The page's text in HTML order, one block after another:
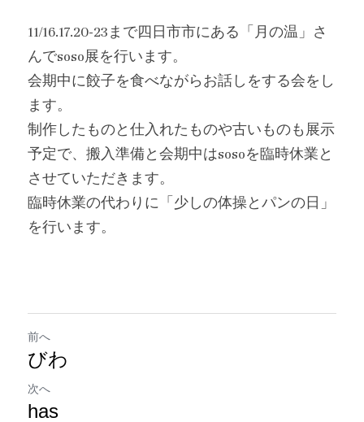
11/16.17.20-23まで四日市市にある「月の温」さ
んでsoso展を行います。
会期中に餃子を食べながらお話しをする会をし
ます。
制作したものと仕入れたものや古いものも展示
予定で、搬入準備と会期中はsosoを臨時休業と
させていただきます。
臨時休業の代わりに「少しの体操とパンの日」
を行います。
前へ
びわ
次へ
has